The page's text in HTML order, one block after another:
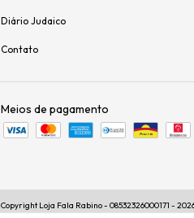
Diário Judaico
Contato
Meios de pagamento
Copyright Loja Fala Rabino - 08532326000171 -